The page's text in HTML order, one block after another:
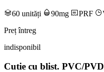
60 unități 90mg PRF
Preț întreg
indisponibil
Cutie cu blist. PVC/